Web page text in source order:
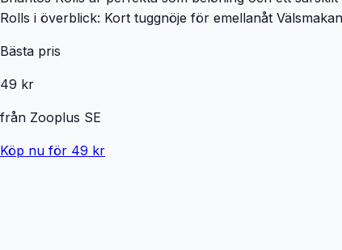
Rolls i överblick: Kort tuggnöje för emellanåt
Bästa pris
49 kr
från Zooplus SE
Köp nu för 49 kr